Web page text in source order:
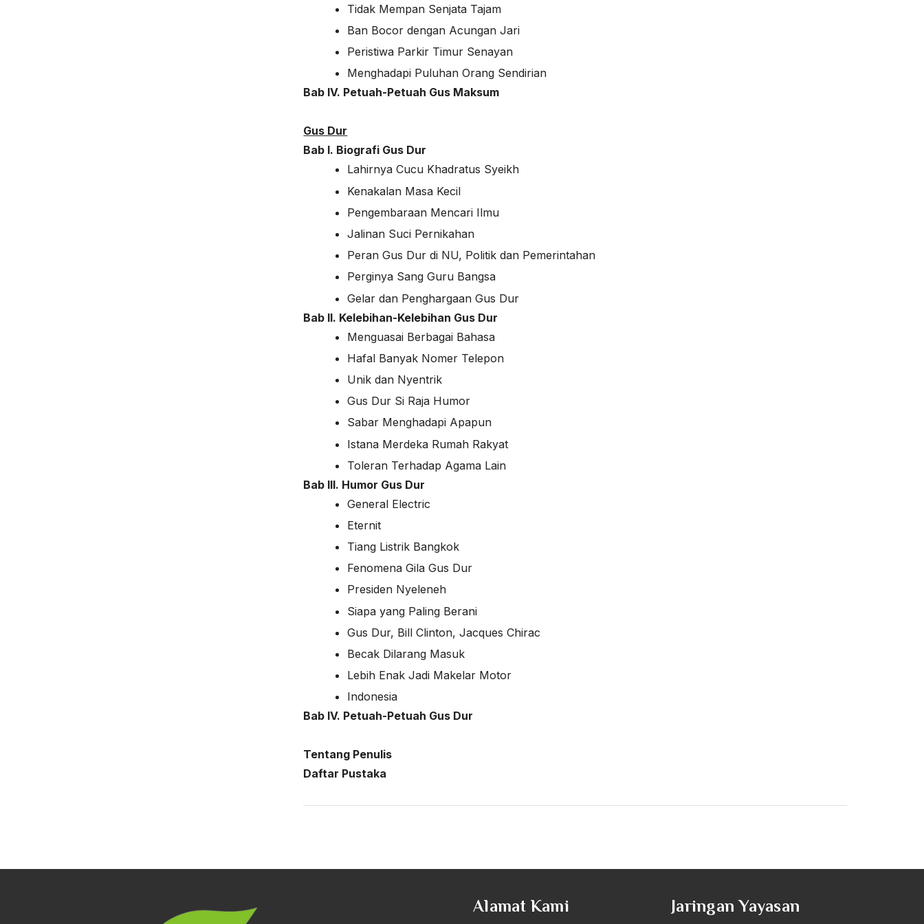
Tidak Mempan Senjata Tajam
Ban Bocor dengan Acungan Jari
Peristiwa Parkir Timur Senayan
Menghadapi Puluhan Orang Sendirian
Bab IV. Petuah-Petuah Gus Maksum
Gus Dur
Bab I. Biografi Gus Dur
Lahirnya Cucu Khadratus Syeikh
Kenakalan Masa Kecil
Pengembaraan Mencari Ilmu
Jalinan Suci Pernikahan
Peran Gus Dur di NU, Politik dan Pemerintahan
Perginya Sang Guru Bangsa
Gelar dan Penghargaan Gus Dur
Bab II. Kelebihan-Kelebihan Gus Dur
Menguasai Berbagai Bahasa
Hafal Banyak Nomer Telepon
Unik dan Nyentrik
Gus Dur Si Raja Humor
Sabar Menghadapi Apapun
Istana Merdeka Rumah Rakyat
Toleran Terhadap Agama Lain
Bab III. Humor Gus Dur
General Electric
Eternit
Tiang Listrik Bangkok
Fenomena Gila Gus Dur
Presiden Nyeleneh
Siapa yang Paling Berani
Gus Dur, Bill Clinton, Jacques Chirac
Becak Dilarang Masuk
Lebih Enak Jadi Makelar Motor
Indonesia
Bab IV. Petuah-Petuah Gus Dur
Tentang Penulis
Daftar Pustaka
Alamat Kami Jaringan Yayasan